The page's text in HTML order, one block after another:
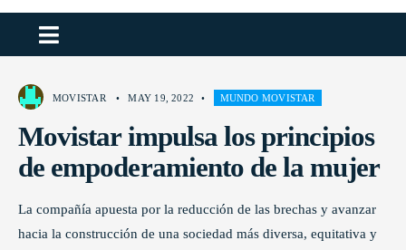
MOVISTAR • MAY 19, 2022 • MUNDO MOVISTAR
Movistar impulsa los principios
de empoderamiento de la mujer
La compañía apuesta por la reducción de las brechas y avanzar
hacia la construcción de una sociedad más diversa, equitativa y